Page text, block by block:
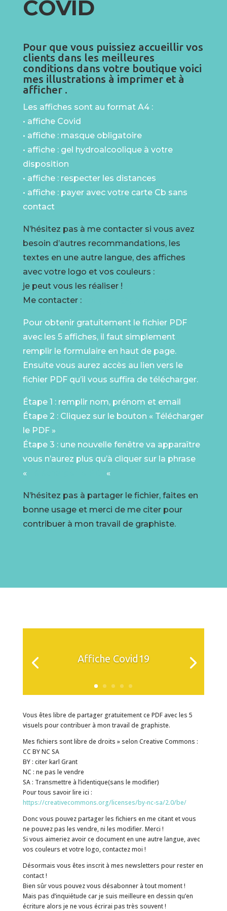
COVID
Pour que vous puissiez accueillir vos
clients dans les meilleures
conditions dans votre boutique voici
mes illustrations à imprimer et à
afficher .
Les affiches sont au format A4 :
• affiche Covid
• affiche : masque obligatoire
• affiche : gel hydroalcoolique à votre
disposition
• affiche : respecter les distances
• affiche : payer avec votre carte Cb sans
contact
N’hésitez pas à me contacter si vous avez
besoin d’autres recommandations, les
textes en une autre langue, des affiches
avec votre logo et vos couleurs :
je peut vous les réaliser !
Me contacter :
Pour obtenir gratuitement le fichier PDF
avec les 5 affiches, il faut simplement
remplir le formulaire en haut de page.
Ensuite vous aurez accès au lien vers le
fichier PDF qu’il vous suffira de télécharger.
Étape 1 : remplir nom, prénom et email
Étape 2 : Cliquez sur le bouton « Télécharger
le PDF »
Étape 3 : une nouvelle fenêtre va apparaître
vous n’aurez plus qu’à cliquer sur la phrase
«
«
N’hésitez pas à partager le fichier, faites en
bonne usage et merci de me citer pour
contribuer à mon travail de graphiste.
Affiche Covid19
Vous êtes libre de partager gratuitement ce PDF avec les 5
visuels pour contribuer à mon travail de graphiste.
Mes fichiers sont libre de droits » selon Creative Commons :
CC BY NC SA
BY : citer karl Grant
NC : ne pas le vendre
SA : Transmettre à l’identique(sans le modifier)
Pour tous savoir lire ici :
https://creativecommons.org/licenses/by-nc-sa/2.0/be/
Donc vous pouvez partager les fichiers en me citant et vous
ne pouvez pas les vendre, ni les modifier. Merci !
Si vous aimeriez avoir ce document en une autre langue, avec
vos couleurs et votre logo, contactez moi !
Désormais vous êtes inscrit à mes newsletters pour rester en
contact !
Bien sûr vous pouvez vous désabonner à tout moment !
Mais pas d’inquiétude car je suis meilleure en dessin qu’en
écriture alors je ne vous écrirai pas très souvent !